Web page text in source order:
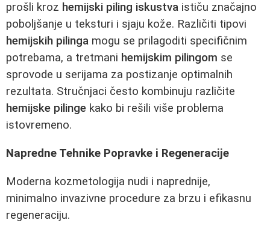
prošli kroz hemijski piling iskustva ističu značajno
poboljšanje u teksturi i sjaju kože. Različiti tipovi
hemijskih pilinga mogu se prilagoditi specifičnim
potrebama, a tretmani hemijskim pilingom se
sprovode u serijama za postizanje optimalnih
rezultata. Stručnjaci često kombinuju različite
hemijske pilinge kako bi rešili više problema
istovremeno.
Napredne Tehnike Popravke i Regeneracije
Moderna kozmetologija nudi i naprednije,
minimalno invazivne procedure za brzu i efikasnu
regeneraciju.